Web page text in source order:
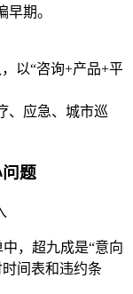
期。
以“咨询+产品+平
、应急、城市巡
题
，超九成是“意向
间表和违约条